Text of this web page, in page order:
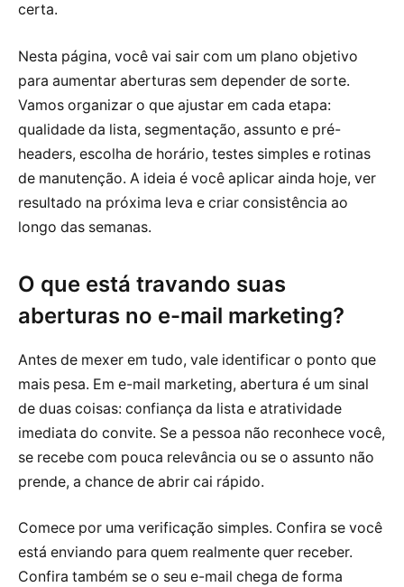
certa.
Nesta página, você vai sair com um plano objetivo
para aumentar aberturas sem depender de sorte.
Vamos organizar o que ajustar em cada etapa:
qualidade da lista, segmentação, assunto e pré-
headers, escolha de horário, testes simples e rotinas
de manutenção. A ideia é você aplicar ainda hoje, ver
resultado na próxima leva e criar consistência ao
longo das semanas.
O que está travando suas
aberturas no e-mail marketing?
Antes de mexer em tudo, vale identificar o ponto que
mais pesa. Em e-mail marketing, abertura é um sinal
de duas coisas: confiança da lista e atratividade
imediata do convite. Se a pessoa não reconhece você,
se recebe com pouca relevância ou se o assunto não
prende, a chance de abrir cai rápido.
Comece por uma verificação simples. Confira se você
está enviando para quem realmente quer receber.
Confira também se o seu e-mail chega de forma